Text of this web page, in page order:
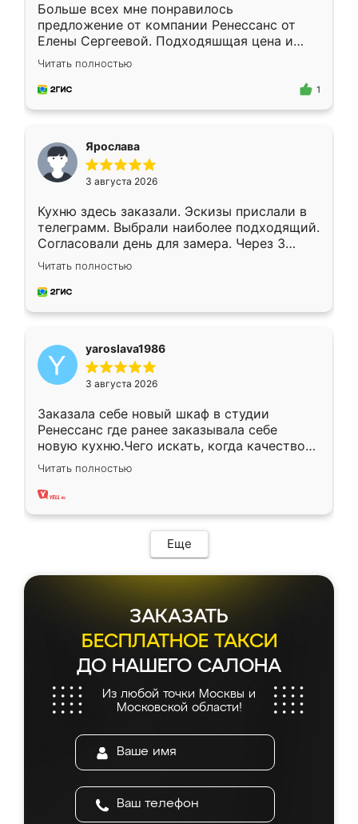
Больше всех мне понравилось
предложение от компании Ренессанс от
Елены Сергеевой. Подходяшщая цена и
короткие сроки изготовления. Приехавший
для замера сотрудник Владислав
предложил по моему эскизу самый
Читать полностью
1
Ярослава
3 августа 2026
Кухню здесь заказали. Эскизы прислали в
телеграмм. Выбрали наиболее подходящий.
Согласовали день для замера. Через 3
недели кухня была уже готова. Остались
довольны работой. Спасибо Ренессанс
мебель за качественную работу!
Читать полностью
yaroslava1986
3 августа 2026
Заказала себе новый шкаф в студии
Ренессанс где ранее заказывала себе
новую кухню.Чего искать, когда качеством
вполне довольна. Служит кухня уже почти
два года, нареканий нет.
Читать полностью
Еще
ЗАКАЗАТЬ
БЕСПЛАТНОЕ ТАКСИ
ДО НАШЕГО САЛОНА
Из любой точки Москвы и
Московской области!